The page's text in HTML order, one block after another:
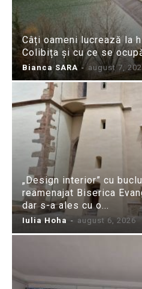
Câți oameni lucrează la
Colibița și cu ce se
Bianca SARA - august 7,
„Design interior” cu
reamenajat Biserica
dar s-a ales cu o...
Iulia Hoha - august 6, 2026